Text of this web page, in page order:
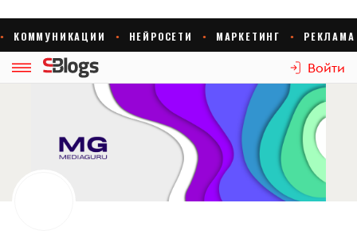
Войти